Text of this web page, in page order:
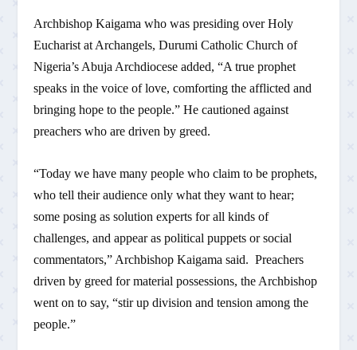
Archbishop Kaigama who was presiding over Holy
Eucharist at Archangels, Durumi Catholic Church of
Nigeria’s Abuja Archdiocese added, “A true prophet
speaks in the voice of love, comforting the afflicted and
bringing hope to the people.” He cautioned against
preachers who are driven by greed.
“Today we have many people who claim to be prophets,
who tell their audience only what they want to hear;
some posing as solution experts for all kinds of
challenges, and appear as political puppets or social
commentators,” Archbishop Kaigama said. Preachers
driven by greed for material possessions, the Archbishop
went on to say, “stir up division and tension among the
people.”